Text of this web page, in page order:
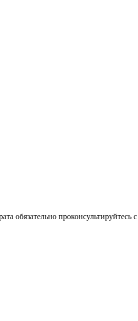
обязательно проконсультируйтесь